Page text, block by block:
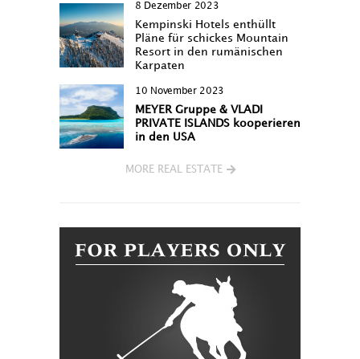
8 Dezember 2023
Kempinski Hotels enthüllt
Pläne für schickes Mountain
Resort in den rumänischen
Karpaten
10 November 2023
MEYER Gruppe & VLADI
PRIVATE ISLANDS kooperieren
in den USA
MORE REAL ESTATE